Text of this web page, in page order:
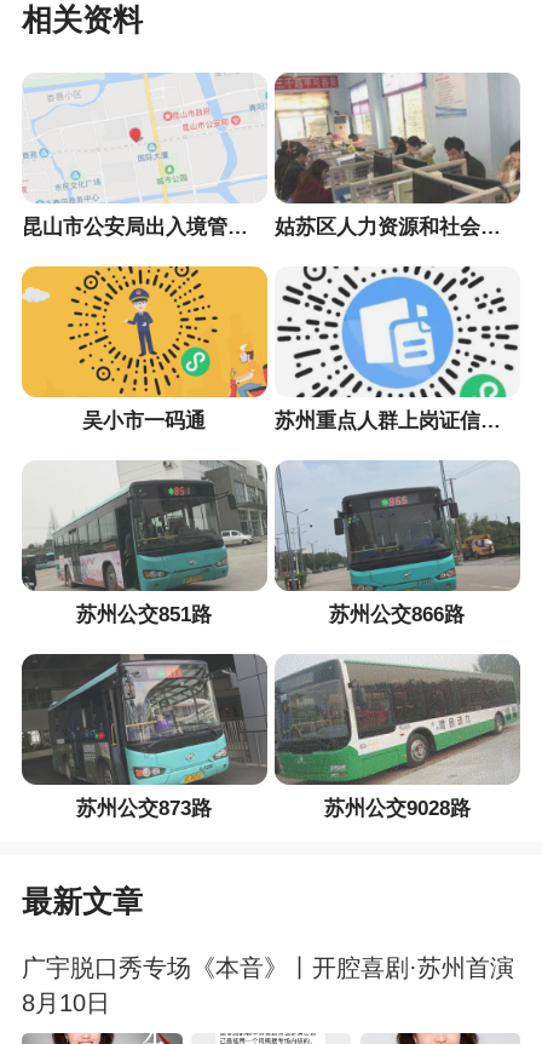
相关资料
昆山市公安局出入境管理大队 姑苏区人力资源和社会保障局
吴小市一码通 苏州重点人群上岗证信息采集小程序
苏州公交851路 苏州公交866路
苏州公交873路 苏州公交9028路
最新文章
广宇脱口秀专场《本音》丨开腔喜剧·苏州首演
8月10日